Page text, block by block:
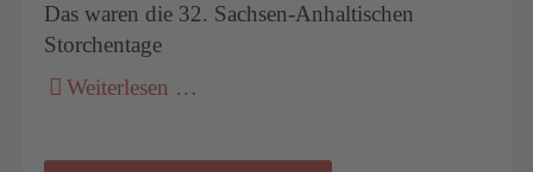
Das waren die 32. Sachsen-Anhaltischen
Storchentage
Weiterlesen …